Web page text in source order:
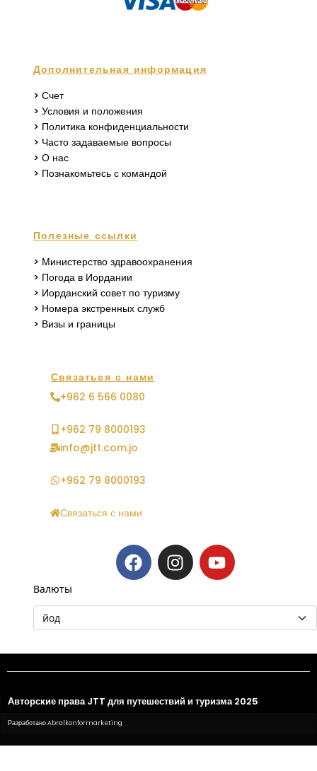
Дополнительная информация
> Счет
> Условия и положения
> Политика конфиденциальности
> Часто задаваемые вопросы
> О нас
> Познакомьтесь с командой
Полезные ссылки
> Министерство здравоохранения
> Погода в Иордании
> Иорданский совет по туризму
> Номера экстренных служб
> Визы и границы
Связаться с нами
+962 6 566 0080
+962 79 8000193
info@jtt.com.jo
+962 79 8000193
Связаться с нами
Валюты
Авторские права JTT для путешествий и туризма 2025
Разработано Abralkonformarketing